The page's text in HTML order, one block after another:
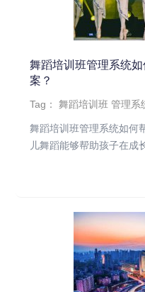
舞蹈培训班管理系统
案？
Tag：舞蹈培训班 管理系
舞蹈培训班管理系统如何
儿舞蹈能够帮助孩子在成